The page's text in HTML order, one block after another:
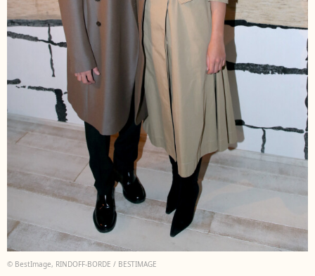
© BestImage, RINDOFF-BORDE / BESTIMAGE